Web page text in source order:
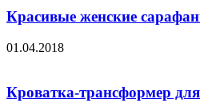
Красивые женские
01.04.2018
Кроватка-трансформер